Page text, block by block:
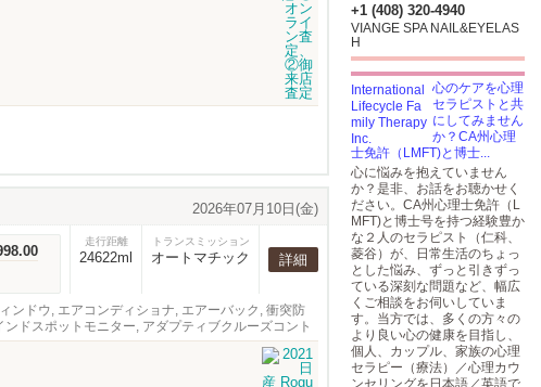
2026年07月10日(金)
走行距離
24622ml
トランスミッション
オートマチック 詳細
ンドウ, エアコンディショナ, エアーバック, 衝突防
ドスポットモニター, アダプティブクルーズコント
+1 (408) 320-4940
VIANGE SPA NAIL&EYELAS
H
心のケアを心理
セラピストと共
にしてみません
か？CA州心理
士免許（LMFT)と博士...
心に悩みを抱えていません
か？是非、お話をお聴かせく
ださい。CA州心理士免許（L
MFT)と博士号を持つ経験豊か
な２人のセラピスト（仁科、
菱谷）が、日常生活のちょっ
とした悩み、ずっと引きずっ
ている深刻な問題など、幅広
くご相談をお伺いしていま
す。当方では、多くの方々の
より良い心の健康を目指し、
個人、カップル、家族の心理
セラピー（療法）／心理カウ
ンセリングを日本語／英語で